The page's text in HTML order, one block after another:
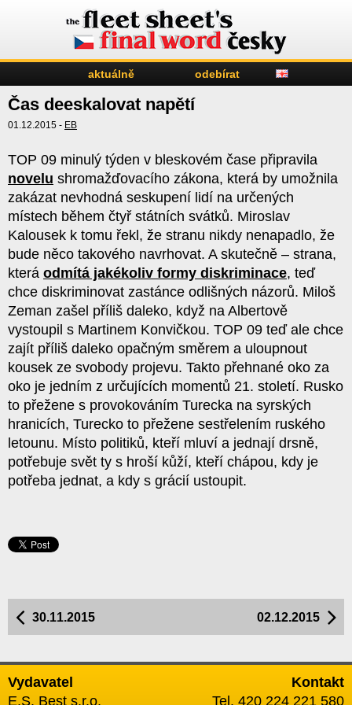
aktuálně odebírat
Čas deeskalovat napětí
01.12.2015 - EB
TOP 09 minulý týden v bleskovém čase připravila
novelu shromažďovacího zákona, která by umožnila
zakázat nevhodná seskupení lidí na určených
místech během čtyř státních svátků. Miroslav
Kalousek k tomu řekl, že stranu nikdy nenapadlo, že
bude něco takového navrhovat. A skutečně – strana,
která odmítá jakékoliv formy diskriminace, teď
chce diskriminovat zastánce odlišných názorů. Miloš
Zeman zašel příliš daleko, když na Albertově
vystoupil s Martinem Konvičkou. TOP 09 teď ale chce
zajít příliš daleko opačným směrem a uloupnout
kousek ze svobody projevu. Takto přehnané oko za
oko je jedním z určujících momentů 21. století. Rusko
to přežene s provokováním Turecka na syrských
hranicích, Turecko to přežene sestřelením ruského
letounu. Místo politiků, kteří mluví a jednají drsně,
potřebuje svět ty s hroší kůží, kteří chápou, kdy je
potřeba jednat, a kdy s grácií ustoupit.
02.12.2015
30.11.2015
Vydavatel
E.S. Best s.r.o.
Kontakt
Tel. 420 224 221 580